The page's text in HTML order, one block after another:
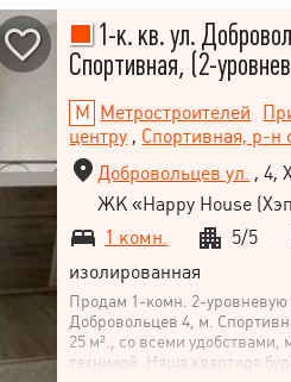
1-к. кв. ул.
Спортивная, (2-
Метростроителей
центру , Спортивная, р-н
Добровольцев ул. , 4,
ЖК «Happy House
1 комн.
5/5
изолированная
Продам 1-комн. 2-уровневую
Добровольцев 4, м.
25 м²., со всеми удобствами,
техникой. Наша квартира